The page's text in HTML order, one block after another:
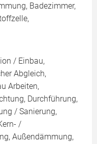
Badezimmer,
/ Einbau,
Abgleich,
Arbeiten,
Durchführung,
/ Sanierung,
/
Außendämmung,